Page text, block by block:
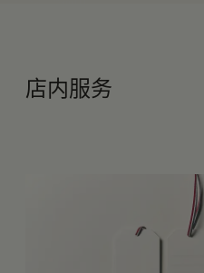
店内服务